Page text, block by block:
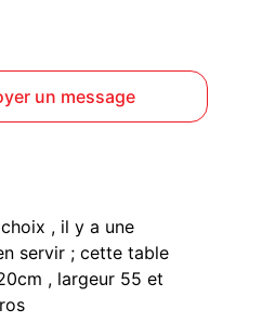
un message
, il y a une
servir ; cette table
, largeur 55 et